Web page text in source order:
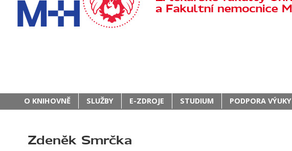
O KNIHOVNĚ SLUŽBY E-ZDROJE STUDIUM PODPORA VÝUKY
Zdeněk Smrčka